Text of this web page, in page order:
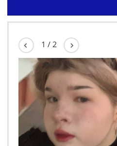
1 /2